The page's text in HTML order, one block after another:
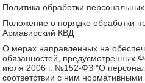
Политика обработки
Положение о порядке обработки
Армавирский КВД
О мерах направленных на
обязанностей, предусмотренных
июля 2006 г. №152-ФЗ "О
соответствии с ним